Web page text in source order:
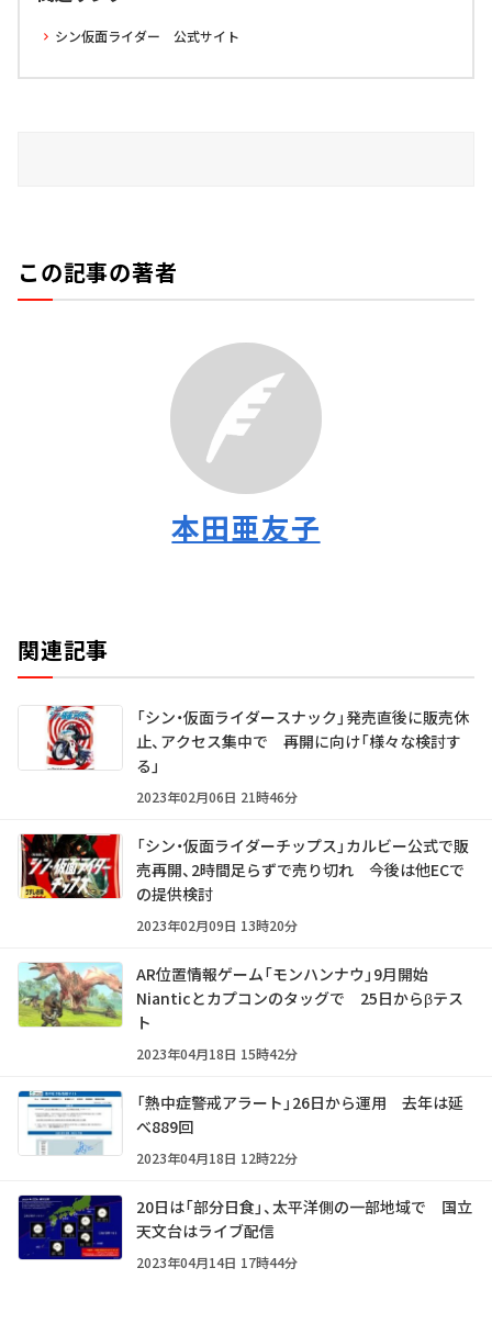
シン仮面ライダー 公式サイト
この記事の著者
本田亜友子
関連記事
「シン・仮面ライダースナック」発売直後に販売休
止、アクセス集中で 再開に向け「様々な検討す
る」
2023年02月06日 21時46分
「シン・仮面ライダーチップス」カルビー公式で販
売再開、2時間足らずで売り切れ 今後は他ECで
の提供検討
2023年02月09日 13時20分
AR位置情報ゲーム「モンハンナウ」9月開始
Nianticとカプコンのタッグで 25日からβテス
ト
2023年04月18日 15時42分
「熱中症警戒アラート」26日から運用 去年は延
べ889回
2023年04月18日 12時22分
20日は「部分日食」、太平洋側の一部地域で 国立
天文台はライブ配信
2023年04月14日 17時44分